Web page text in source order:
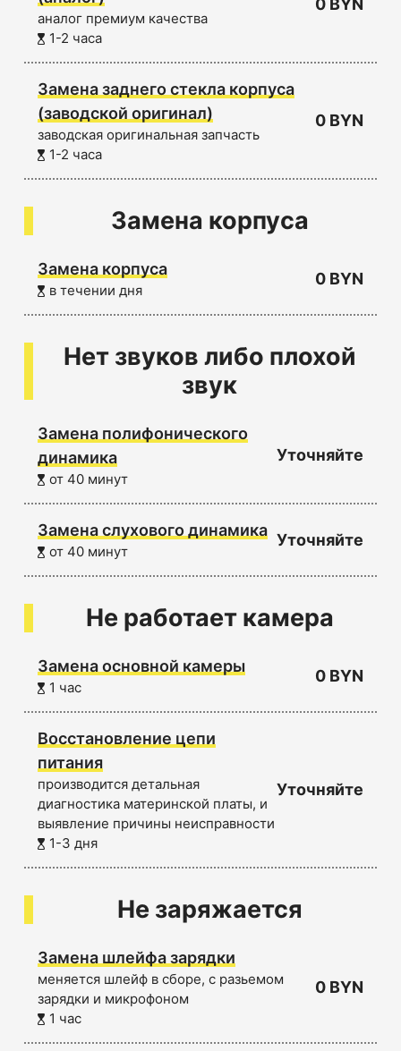
аналог премиум качества
1-2 часа
0 BYN
Замена заднего стекла корпуса
(заводской оригинал)
заводская оригинальная запчасть
1-2 часа
0 BYN
Замена корпуса
Замена корпуса
в течении дня
0 BYN
Нет звуков либо плохой
звук
Замена полифонического
динамика
от 40 минут
Уточняйте
Замена слухового динамика
от 40 минут
Уточняйте
Не работает камера
Замена основной камеры
1 час
0 BYN
Восстановление цепи
питания
производится детальная
диагностика материнской платы, и
выявление причины неисправности
1-3 дня
Уточняйте
Не заряжается
Замена шлейфа зарядки
меняется шлейф в сборе, с разьемом
зарядки и микрофоном
1 час
0 BYN